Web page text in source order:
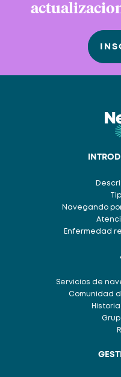
Navegando
Enfermedad
Servicios de
Comunidad